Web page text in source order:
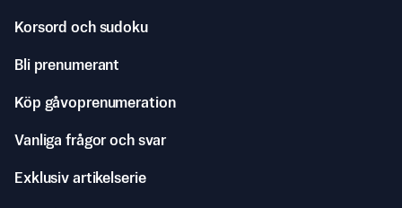
Korsord och sudoku
Bli prenumerant
Köp gåvoprenumeration
Vanliga frågor och svar
Exklusiv artikelserie